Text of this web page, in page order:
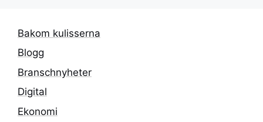
Bakom kulisserna
Blogg
Branschnyheter
Digital
Ekonomi